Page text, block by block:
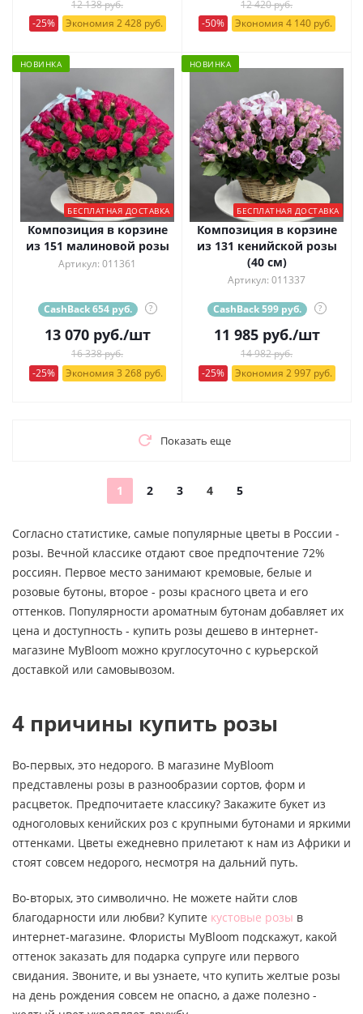
12 138 руб.
-25%
Экономия 2 428 руб.
12 420 руб.
-50%
Экономия 4 140 руб.
НОВИНКА
БЕСПЛАТНАЯ ДОСТАВКА
Композиция в корзине
из 151 малиновой розы
Артикул: 011361
CashBack 654 руб. ?
13 070руб./шт
16 338 руб.
-25%
Экономия 3 268 руб.
НОВИНКА
БЕСПЛАТНАЯ ДОСТАВКА
Композиция в корзине
из 131 кенийской розы
(40 см)
Артикул: 011337
CashBack 599 руб. ?
11 985руб./шт
14 982 руб.
-25%
Экономия 2 997 руб.
Показать еще
1 2 3 4 5
Согласно статистике, самые популярные цветы в России -
розы. Вечной классике отдают свое предпочтение 72%
россиян. Первое место занимают кремовые, белые и
розовые бутоны, второе - розы красного цвета и его
оттенков. Популярности ароматным бутонам добавляет их
цена и доступность - купить розы дешево в интернет-
магазине MyBloom можно круглосуточно с курьерской
доставкой или самовывозом.
4 причины купить розы
Во-первых, это недорого. В магазине MyBloom
представлены розы в разнообразии сортов, форм и
расцветок. Предпочитаете классику? Закажите букет из
одноголовых кенийских роз с крупными бутонами и яркими
оттенками. Цветы ежедневно прилетают к нам из Африки и
стоят совсем недорого, несмотря на дальний путь.
Во-вторых, это символично. Не можете найти слов
благодарности или любви? Купите кустовые розы в
интернет-магазине. Флористы MyBloom подскажут, какой
оттенок заказать для подарка супруге или первого
свидания. Звоните, и вы узнаете, что купить желтые розы
на день рождения совсем не опасно, а даже полезно -